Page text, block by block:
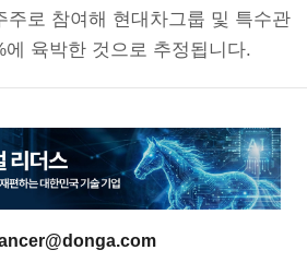
주로 참여해 현대차그룹 및 특수관
에 육박한 것으로 추정됩니다.